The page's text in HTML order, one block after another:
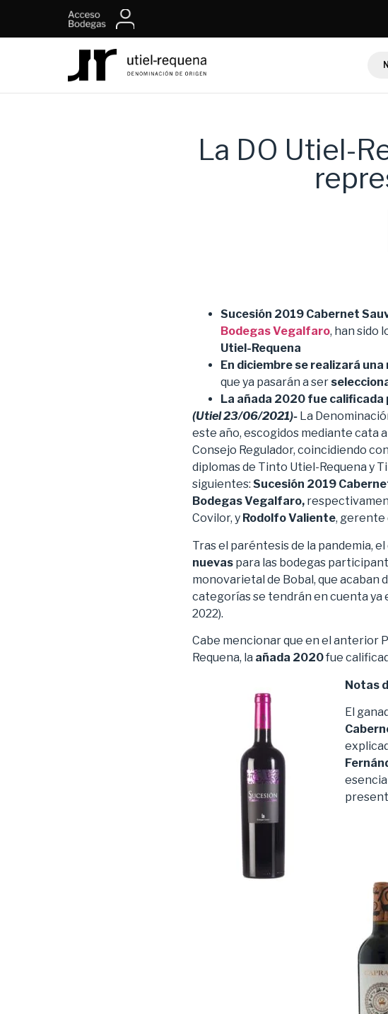
La DO Utiel-
Sucesión 2019 Cabernet
Bodegas Vegalfaro, han sido
Utiel-Requena
En diciembre se realizará
que ya pasarán a ser
La añada 2020 fue calificada
(Utiel 23/06/2021)- La
este año, escogidos mediante cata
Consejo Regulador, coincidiendo
diplomas de Tinto Utiel-Requena y
siguientes: Sucesión 2019
Bodegas Vegalfaro,
Covilor, y Rodolfo Valiente, gerente
Tras el paréntesis de la pandemia,
nuevas para las bodegas
monovarietal de Bobal, que acaban
categorías se tendrán en cuenta ya
2022).
Cabe mencionar que en el anterior
Requena, la añada 2020fue
Notas
El